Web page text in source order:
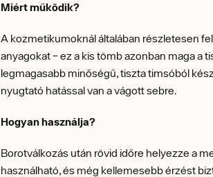
Miért működik?
A kozmetikumoknál általában részletesen
anyagokat – ez a kis tömb azonban maga a
legmagasabb minőségű, tiszta timsóból
nyugtató hatással van a vágott sebre.
Hogyan használja?
Borotválkozás után rövid időre helyezze a
használható, és még kellemesebb érzést